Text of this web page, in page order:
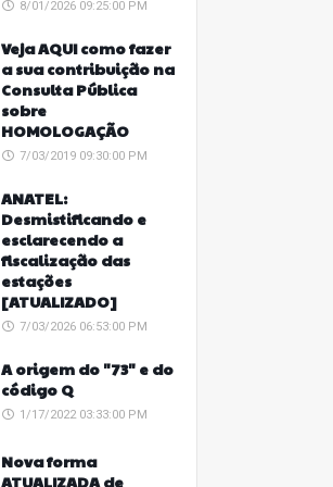
8/01/2026 09:25:00 PM
Veja AQUI como fazer
a sua contribuição na
Consulta Pública
sobre
HOMOLOGAÇÃO
7/03/2019 09:30:00 PM
ANATEL:
Desmistificando e
esclarecendo a
fiscalização das
estações
[ATUALIZADO]
7/03/2026 06:53:00 PM
A origem do "73" e do
código Q
1/17/2022 03:33:00 PM
Nova forma
ATUALIZADA de